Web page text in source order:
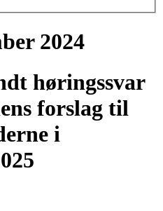
2024
høringssvar
forslag til
i